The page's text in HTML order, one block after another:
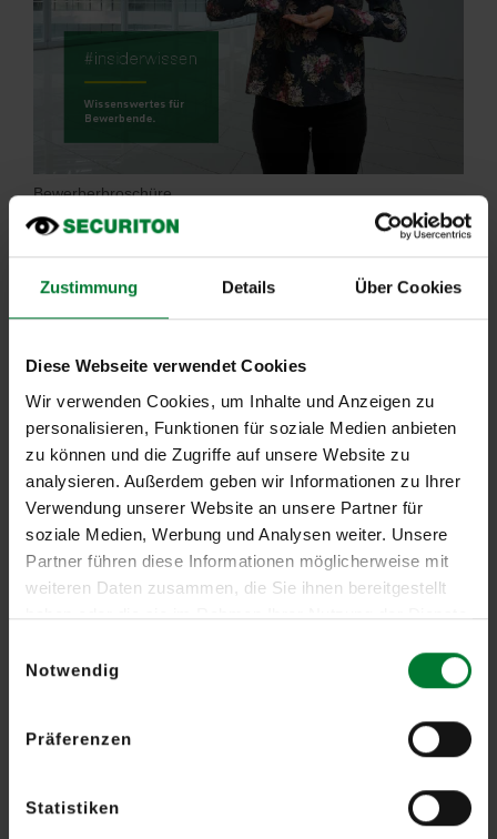
Zustimmung Details Über Cookies
Diese Webseite verwendet Cookies
Wir verwenden Cookies, um Inhalte und Anzeigen zu
personalisieren, Funktionen für soziale Medien anbieten
zu können und die Zugriffe auf unsere Website zu
analysieren. Außerdem geben wir Informationen zu Ihrer
Verwendung unserer Website an unsere Partner für
soziale Medien, Werbung und Analysen weiter. Unsere
Partner führen diese Informationen möglicherweise mit
weiteren Daten zusammen, die Sie ihnen bereitgestellt
haben oder die sie im Rahmen Ihrer Nutzung der Dienste
Notwendig
Präferenzen
Statistiken
Bewerberbroschüre
Sind die Stellenangebote im Online-
Stellenmarkt aktuell?
Ja, die Stellenanzeigen auf unserer Webseite sind stets
aktuell. Positionen, die wir bereits besetzen konnten, werden
umgehend aus den Stellenangeboten entfernt.
Wie kann ich mich bewerben?
Ist es möglich, sich auf mehrere Positionen
gleichzeitig zu bewerben?
Kann ich mich nach einer Absage noch einmal
Wie lange bleiben meine
Kann ich mich initiativ bewerben?